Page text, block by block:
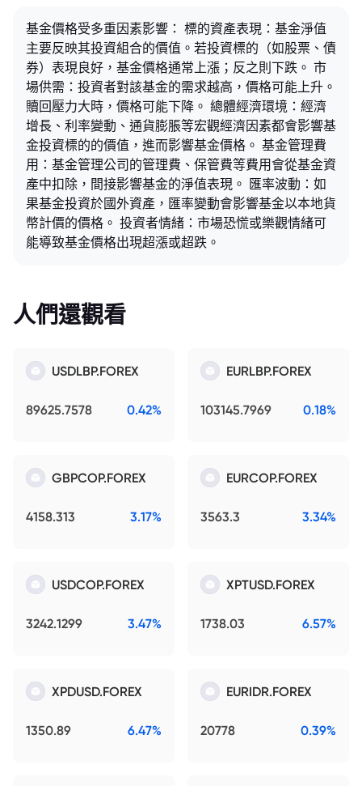
基金價格受多重因素影響： 標的資產表現：基金淨值
主要反映其投資組合的價值。若投資標的（如股票、債
券）表現良好，基金價格通常上漲；反之則下跌。 市
場供需：投資者對該基金的需求越高，價格可能上升。
贖回壓力大時，價格可能下降。 總體經濟環境：經濟
增長、利率變動、通貨膨脹等宏觀經濟因素都會影響基
金投資標的的價值，進而影響基金價格。 基金管理費
用：基金管理公司的管理費、保管費等費用會從基金資
產中扣除，間接影響基金的淨值表現。 匯率波動：如
果基金投資於國外資產，匯率變動會影響基金以本地貨
幣計價的價格。 投資者情緒：市場恐慌或樂觀情緒可
能導致基金價格出現超漲或超跌。
人們還觀看
USDLBP.FOREX
89625.7578 0.42%
EURLBP.FOREX
103145.7969 0.18%
GBPCOP.FOREX
4158.313 3.17%
EURCOP.FOREX
3563.3 3.34%
USDCOP.FOREX
3242.1299 3.47%
XPTUSD.FOREX
1738.03 6.57%
XPDUSD.FOREX
1350.89 6.47%
EURIDR.FOREX
20778 0.39%